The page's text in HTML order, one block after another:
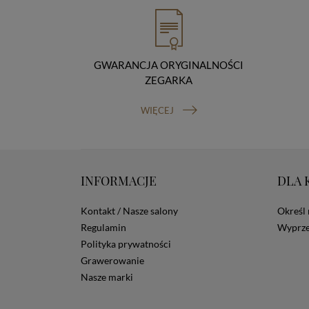
GWARANCJA ORYGINALNOŚCI
ZEGARKA
WIĘCEJ
INFORMACJE
Kontakt / Nasze salony
Regulamin
Polityka prywatności
Grawerowanie
Nasze marki
DLA
Określ